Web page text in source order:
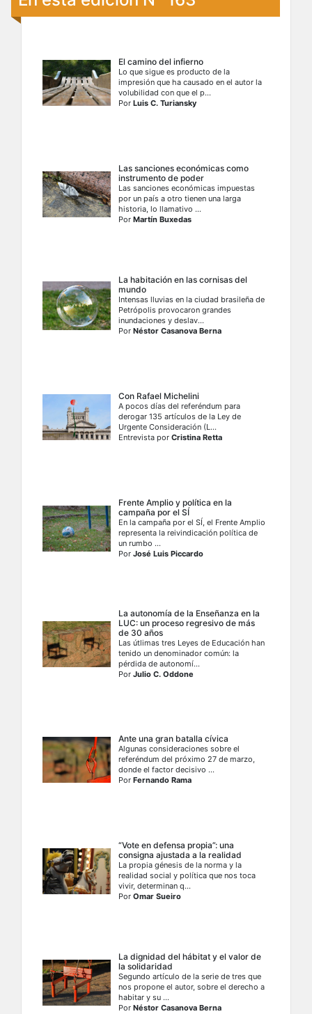
El camino del infierno
Lo que sigue es producto de la
impresión que ha causado en el autor la
volubilidad con que el p...
PorLuis C. Turiansky
Las sanciones económicas como
instrumento de poder
Las sanciones económicas impuestas
por un país a otro tienen una larga
historia, lo llamativo ...
PorMartín Buxedas
La habitación en las cornisas del
mundo
Intensas lluvias en la ciudad brasileña de
Petrópolis provocaron grandes
inundaciones y deslav...
PorNéstor Casanova Berna
Con Rafael Michelini
A pocos días del referéndum para
derogar 135 artículos de la Ley de
Urgente Consideración (L...
Entrevista porCristina Retta
Frente Amplio y política en la
campaña por el SÍ
En la campaña por el SÍ, el Frente Amplio
representa la reivindicación política de
un rumbo ...
PorJosé Luis Piccardo
La autonomía de la Enseñanza en la
LUC: un proceso regresivo de más
de 30 años
Las útlimas tres Leyes de Educación han
tenido un denominador común: la
pérdida de autonomí...
PorJulio C. Oddone
Ante una gran batalla cívica
Algunas consideraciones sobre el
referéndum del próximo 27 de marzo,
donde el factor decisivo ...
PorFernando Rama
“Vote en defensa propia”: una
consigna ajustada a la realidad
La propia génesis de la norma y la
realidad social y política que nos toca
vivir, determinan q...
PorOmar Sueiro
La dignidad del hábitat y el valor de
la solidaridad
Segundo artículo de la serie de tres que
nos propone el autor, sobre el derecho a
habitar y su ...
PorNéstor Casanova Berna